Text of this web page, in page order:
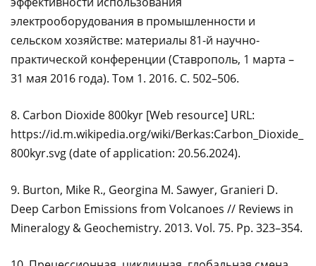
электрооборудования в промышленности и
сельском хозяйстве: материалы 81-й научно-
практической конференции (Ставрополь, 1 марта –
31 мая 2016 года). Том 1. 2016. С. 502–506.
8. Carbon Dioxide 800kyr [Web resource] URL:
https://id.m.wikipedia.org/wiki/Berkas:Carbon_Dioxide_
800kyr.svg (date of application: 20.56.2024).
9. Burton, Mike R., Georgina M. Sawyer, Granieri D.
Deep Carbon Emissions from Volcanoes // Reviews in
Mineralogy & Geochemistry. 2013. Vol. 75. Pp. 323–354.